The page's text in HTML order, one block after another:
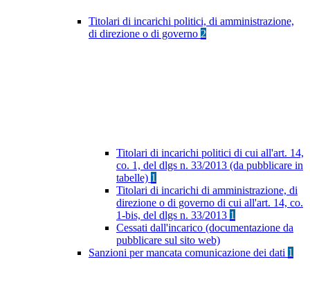
Titolari di incarichi politici, di amministrazione,
di direzione o di governo 2
Titolari di incarichi politici di cui all'art. 14,
co. 1, del dlgs n. 33/2013 (da pubblicare in
tabelle) 1
Titolari di incarichi di amministrazione, di
direzione o di governo di cui all'art. 14, co.
1-bis, del dlgs n. 33/2013 1
Cessati dall'incarico (documentazione da
pubblicare sul sito web)
Sanzioni per mancata comunicazione dei dati 1